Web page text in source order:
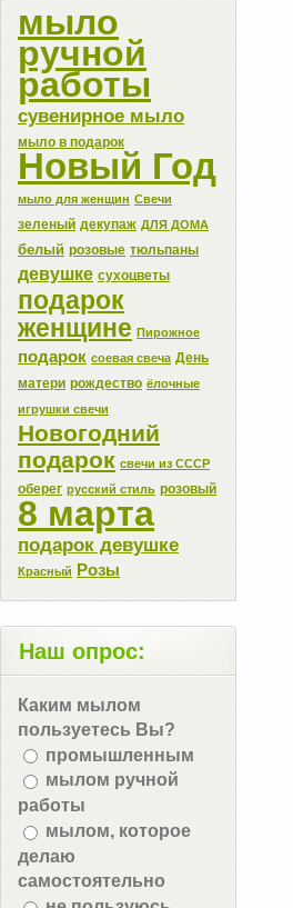
мыло
ручной
работы
сувенирное мыло
мыло в подарок
Новый Год
мыло для женщин Свечи
зеленый декупаж ДЛЯ ДОМА
белый розовые тюльпаны
девушке сухоцветы
подарок
женщине Пирожное
подарок соевая свеча День
матери рождество ёлочные
игрушки свечи
Новогодний
подарок свечи из СССР
оберег русский стиль розовый
8 марта
подарок девушке
Красный Розы
Наш опрос:
Каким мылом
пользуетесь Вы?
промышленным
мылом ручной
работы
мылом, которое
делаю
самостоятельно